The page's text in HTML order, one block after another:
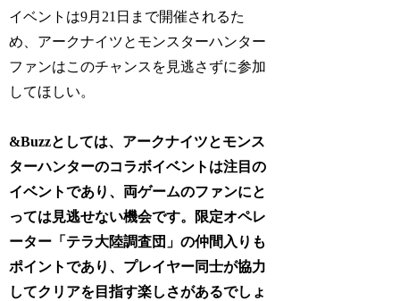
イベントは9月21日まで開催されるた
め、アークナイツとモンスターハンター
ファンはこのチャンスを見逃さずに参加
してほしい。
&Buzzとしては、アークナイツとモンス
ターハンターのコラボイベントは注目の
イベントであり、両ゲームのファンにと
っては見逃せない機会です。限定オペレ
ーター「テラ大陸調査団」の仲間入りも
ポイントであり、プレイヤー同士が協力
してクリアを目指す楽しさがあるでしょ